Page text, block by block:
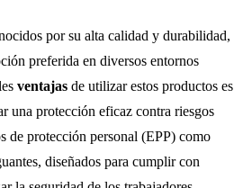
por su alta calidad y durabilidad,
preferida en diversos entornos
ventajas de utilizar estos productos es
una protección eficaz contra riesgos
de protección personal (EPP) como
diseñados para cumplir con